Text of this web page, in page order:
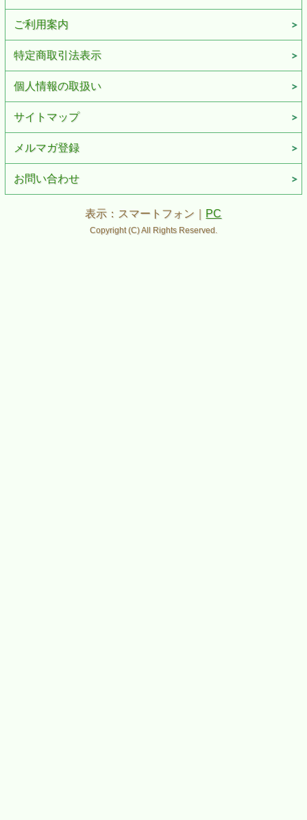
ご利用案内
特定商取引法表示
個人情報の取扱い
サイトマップ
メルマガ登録
お問い合わせ
表示：スマートフォン｜ PC
Copyright (C) All Rights Reserved.